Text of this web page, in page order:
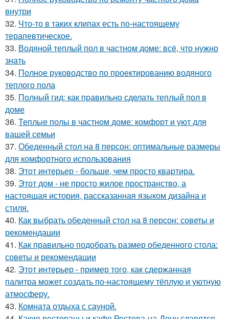
внутри
32. Что-то в таких клипах есть по-настоящему
терапевтическое.
33. Водяной теплый пол в частном доме: всё, что нужно
знать
34. Полное руководство по проектированию водяного
теплого пола
35. Полный гид: как правильно сделать теплый пол в
доме
36. Теплые полы в частном доме: комфорт и уют для
вашей семьи
37. Обеденный стол на 8 персон: оптимальные размеры
для комфортного использования
38. Этот интерьер - больше, чем просто квартира.
39. Этот дом - не просто жилое пространство, а
настоящая история, рассказанная языком дизайна и
стиля.
40. Как выбрать обеденный стол на 8 персон: советы и
рекомендации
41. Как правильно подобрать размер обеденного стола:
советы и рекомендации
42. Этот интерьер - пример того, как сдержанная
палитра может создать по-настоящему тёплую и уютную
атмосферу.
43. Комната отдыха с сауной.